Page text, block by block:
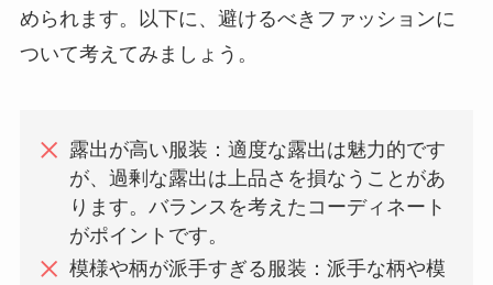
められます。以下に、避けるべきファッションに
ついて考えてみましょう。
露出が高い服装：適度な露出は魅力的です
が、過剰な露出は上品さを損なうことがあ
ります。バランスを考えたコーディネート
がポイントです。
模様や柄が派手すぎる服装：派手な柄や模